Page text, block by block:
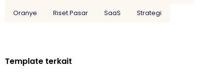
Oranye
Riset Pasar SaaS Strategi
Template terkait